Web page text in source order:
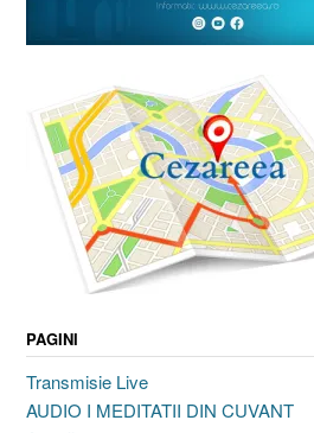
PAGINI
Transmisie Live
AUDIO I MEDITATII DIN CUVANT